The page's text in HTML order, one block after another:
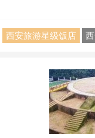
西安旅游星级饭店